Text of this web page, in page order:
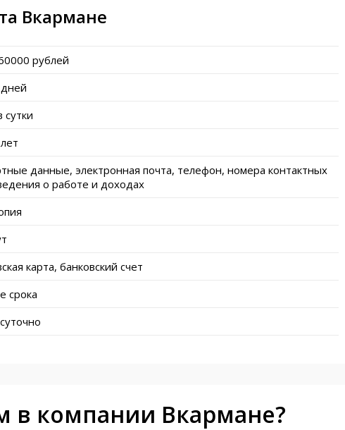
Вкармане
рублей
сутки
данные, электронная почта, телефон, номера контактных
о работе и доходах
карта, банковский счет
срока
в компании Вкармане?